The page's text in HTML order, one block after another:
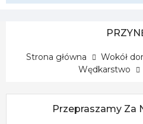
Strona główna Wokół
Wędkarstwo
Przepraszamy Za